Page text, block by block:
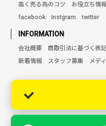
高く売る為のコツ
お役立ち情
facebook
Instgram twitter
INFORMATION
会社概要 商取引法に基づく表記
新着情報
スタッフ募集 メデ